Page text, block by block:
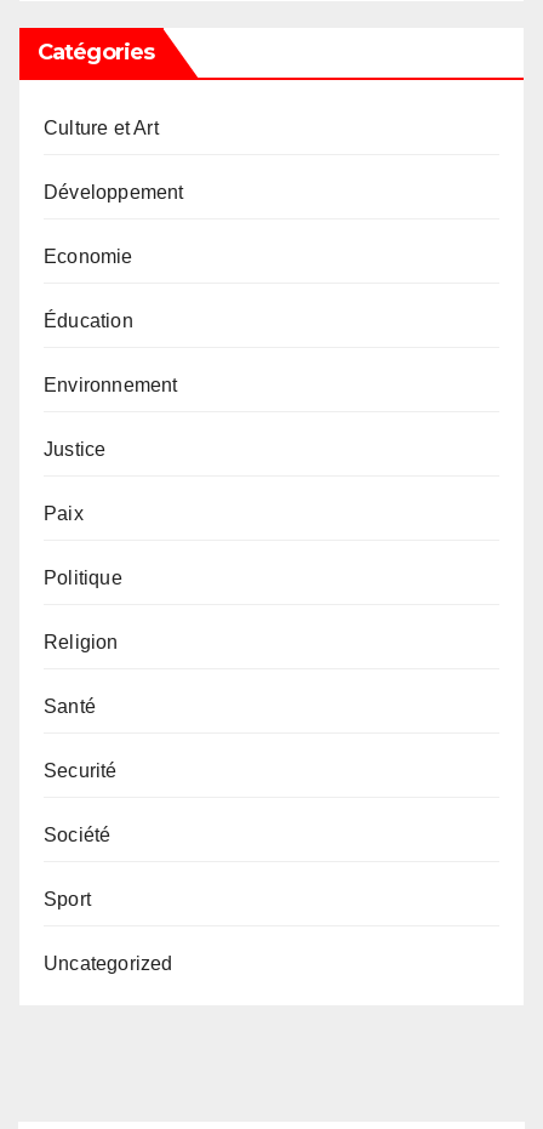
Catégories
Culture et Art
Développement
Economie
Éducation
Environnement
Justice
Paix
Politique
Religion
Santé
Securité
Société
Sport
Uncategorized